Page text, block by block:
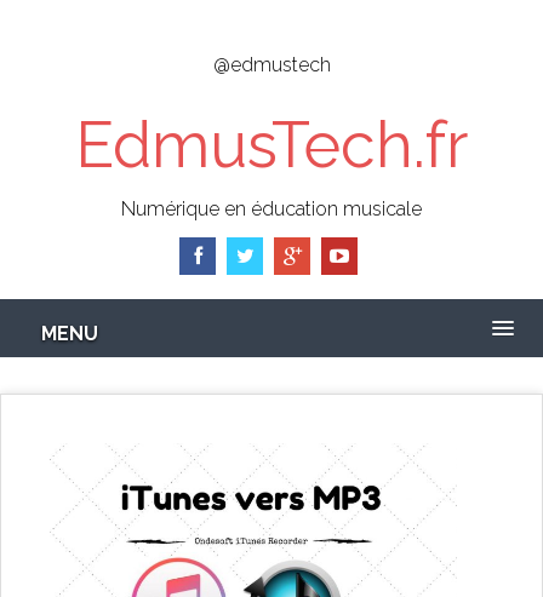
@edmustech
EdmusTech.fr
Numérique en éducation musicale
MENU